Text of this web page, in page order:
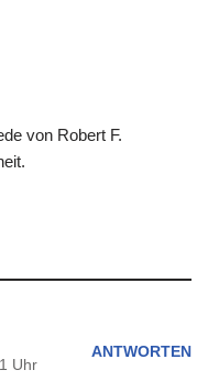
von Robert F.
Uhr
ANTWORTEN